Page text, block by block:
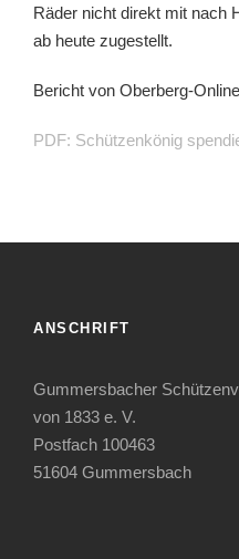
Räder nicht direkt mit nach
ab heute zugestellt.
Bericht von Oberberg-
PDF: Schützenkönig
ANSCHRIFT
Gummersbacher
von 1833 e. V.
Postfach 100463
51604 Gummersbach